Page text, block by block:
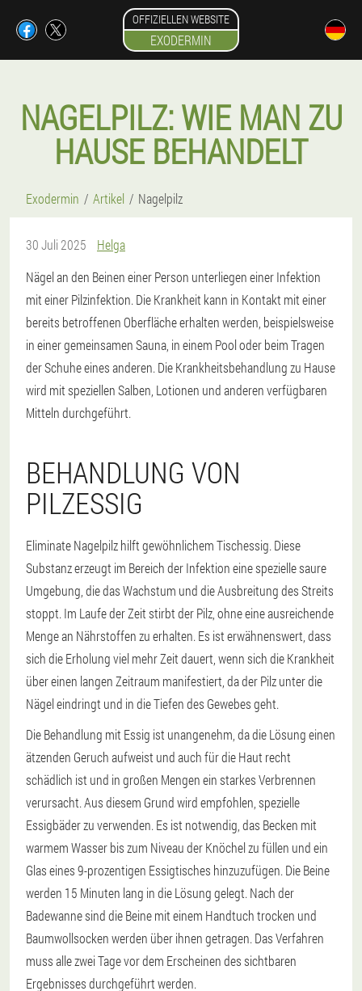
OFFIZIELLEN WEBSITE
EXODERMIN
NAGELPILZ: WIE MAN ZU
HAUSE BEHANDELT
Exodermin Artikel Nagelpilz
30 Juli 2025
Helga
Nägel an den Beinen einer Person unterliegen einer Infektion
mit einer Pilzinfektion. Die Krankheit kann in Kontakt mit einer
bereits betroffenen Oberfläche erhalten werden, beispielsweise
in einer gemeinsamen Sauna, in einem Pool oder beim Tragen
der Schuhe eines anderen. Die Krankheitsbehandlung zu Hause
wird mit speziellen Salben, Lotionen und anderen verfügbaren
Mitteln durchgeführt.
BEHANDLUNG VON
PILZESSIG
Eliminate Nagelpilz hilft gewöhnlichem Tischessig. Diese
Substanz erzeugt im Bereich der Infektion eine spezielle saure
Umgebung, die das Wachstum und die Ausbreitung des Streits
stoppt. Im Laufe der Zeit stirbt der Pilz, ohne eine ausreichende
Menge an Nährstoffen zu erhalten. Es ist erwähnenswert, dass
sich die Erholung viel mehr Zeit dauert, wenn sich die Krankheit
über einen langen Zeitraum manifestiert, da der Pilz unter die
Nägel eindringt und in die Tiefen des Gewebes geht.
Die Behandlung mit Essig ist unangenehm, da die Lösung einen
ätzenden Geruch aufweist und auch für die Haut recht
schädlich ist und in großen Mengen ein starkes Verbrennen
verursacht. Aus diesem Grund wird empfohlen, spezielle
Essigbäder zu verwenden. Es ist notwendig, das Becken mit
warmem Wasser bis zum Niveau der Knöchel zu füllen und ein
Glas eines 9-prozentigen Essigtisches hinzuzufügen. Die Beine
werden 15 Minuten lang in die Lösung gelegt. Nach der
Badewanne sind die Beine mit einem Handtuch trocken und
Baumwollsocken werden über ihnen getragen. Das Verfahren
muss alle zwei Tage vor dem Erscheinen des sichtbaren
Ergebnisses durchgeführt werden.